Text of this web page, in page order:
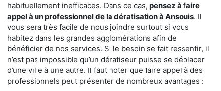
habituellement inefficaces. Dans ce cas, pensez à faire
appel à un professionnel de la dératisation à Ansouis. Il
vous sera très facile de nous joindre surtout si vous
habitez dans les grandes agglomérations afin de
bénéficier de nos services. Si le besoin se fait ressentir, il
n’est pas impossible qu’un dératiseur puisse se déplacer
d’une ville à une autre. Il faut noter que faire appel à des
professionnels peut présenter de nombreux avantages :